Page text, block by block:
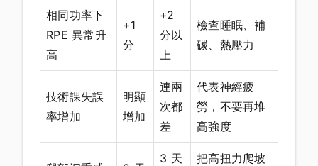
相同功率下
RPE 異常升
高
+1
分
+2
分以
上
檢查睡眠、補
碳、熱壓力
技術課失誤
率增加
明顯
增加
連兩
次都
差
代表神經疲
勞，不要再堆
高強度
3 天 把高扭力爬坡